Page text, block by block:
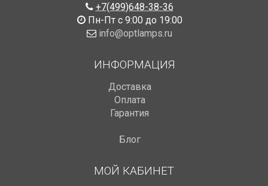
+7(499)648-38-36
Пн-Пт с 9:00 до 19:00
info@optlamps.ru
ИНФОРМАЦИЯ
Доставка
Оплата
Гарантия
Блог
МОЙ КАБИНЕТ